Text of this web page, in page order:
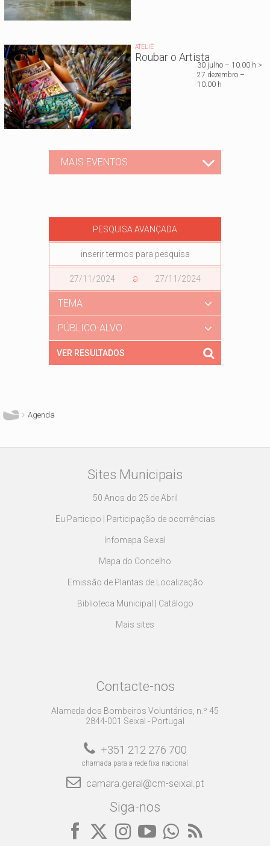
ATELIÊ
Roubar o Artista
30 julho – 10.00 h >
27 dezembro –
10.00 h
MAIS EVENTOS
PESQUISA AVANÇADA
a
Data
TEMA
PÚBLICO-ALVO
Agenda
Sites Municipais
50 Anos do 25 de Abril
Eu Participo | Participação de ocorrências
Infomapa Seixal
Mapa do Concelho
Emissão de Plantas de Localização
Biblioteca Municipal | Catálogo
Mais sites
Contacte-nos
Alameda dos Bombeiros Voluntários, n.º 45
2844-001 Seixal - Portugal
+351 212 276 700
chamada para a rede fixa nacional
camara.geral@cm-seixal.pt
Siga-nos